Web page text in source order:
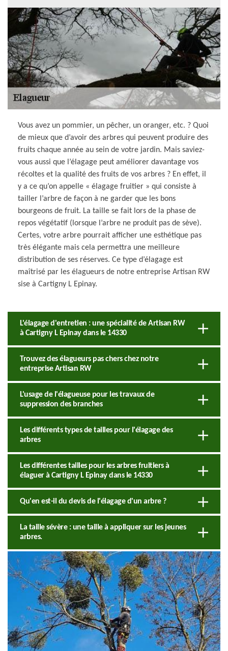
Vous avez un pommier, un pêcher, un oranger, etc. ? Quoi
de mieux que d’avoir des arbres qui peuvent produire des
fruits chaque année au sein de votre jardin. Mais saviez-
vous aussi que l’élagage peut améliorer davantage vos
récoltes et la qualité des fruits de vos arbres ? En effet, il
y a ce qu’on appelle « élagage fruitier » qui consiste à
tailler l’arbre de façon à ne garder que les bons
bourgeons de fruit. La taille se fait lors de la phase de
repos végétatif (lorsque l’arbre ne produit pas de sève).
Certes, votre arbre pourrait afficher une esthétique pas
très élégante mais cela permettra une meilleure
distribution de ses réserves. Ce type d’élagage est
maîtrisé par les élagueurs de notre entreprise Artisan RW
sise à Cartigny L Epinay.
L'élagage d'entretien : une spécialité de Artisan RW
à Cartigny L Epinay dans le 14330
Trouvez des élagueurs pas chers chez notre
entreprise Artisan RW
L'usage de l'élagueuse pour les travaux de
suppression des branches
Les différents types de tailles pour l'élagage des
arbres
Les différentes tailles pour les arbres fruitiers à
élaguer à Cartigny L Epinay dans le 14330
Qu'en est-il du devis de l'élagage d'un arbre ?
La taille sévère : une taille à appliquer sur les jeunes
arbres.